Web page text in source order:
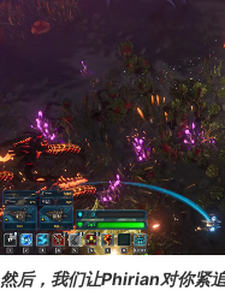
然后，我们让Phirian对你紧